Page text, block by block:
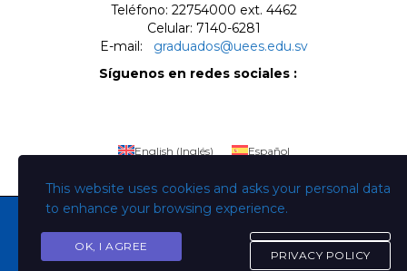
Teléfono: 22754000 ext. 4462
Celular: 7140-6281
E-mail: graduados@uees.edu.sv
Síguenos en redes sociales :
This website uses cookies and asks your personal data
to enhance your browsing experience.
OK, I AGREE
PRIVACY POLICY
English (Inglés) Español